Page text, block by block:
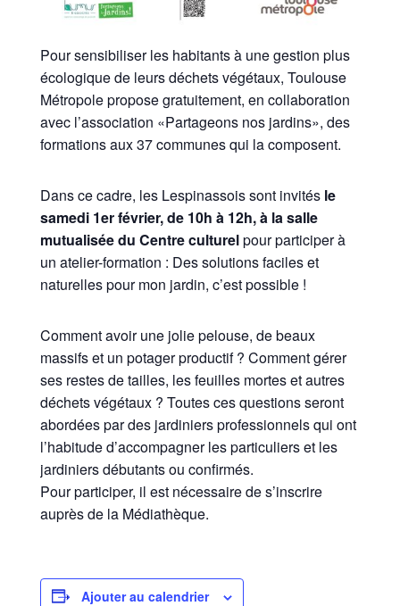
Pour sensibiliser les habitants à une gestion plus
écologique de leurs déchets végétaux, Toulouse
Métropole propose gratuitement, en collaboration
avec l’association «Partageons nos jardins», des
formations aux 37 communes qui la composent.
Dans ce cadre, les Lespinassois sont invités le
samedi 1er février, de 10h à 12h, à la salle
mutualisée du Centre culturelpour participer à
un atelier-formation : Des solutions faciles et
naturelles pour mon jardin, c’est possible !
Comment avoir une jolie pelouse, de beaux
massifs et un potager productif ? Comment gérer
ses restes de tailles, les feuilles mortes et autres
déchets végétaux ? Toutes ces questions seront
abordées par des jardiniers professionnels qui ont
l’habitude d’accompagner les particuliers et les
jardiniers débutants ou confirmés.
Pour participer, il est nécessaire de s’inscrire
auprès de la Médiathèque.
Ajouter au calendrier